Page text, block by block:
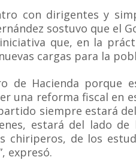
con dirigentes y
sostuvo que el
que, en la
cargas para la
de Hacienda porque
una reforma fiscal en
siempre estará
estará del lado
chiriperos, de los
expresó.